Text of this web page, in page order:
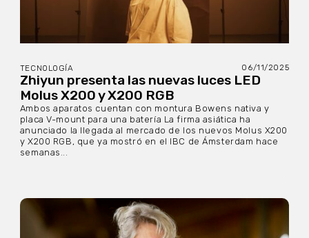
TECNOLOGÍA 06/11/2025
Zhiyun presenta las nuevas luces LED
Molus X200 y X200 RGB
Ambos aparatos cuentan con montura Bowens nativa y
placa V-mount para una batería La firma asiática ha
anunciado la llegada al mercado de los nuevos Molus X200
y X200 RGB, que ya mostró en el IBC de Ámsterdam hace
semanas...